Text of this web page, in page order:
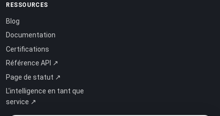
RESSOURCES
Blog
Documentation
Certifications
Référence API ↗
Page de statut ↗
L'intelligence en tant que
service ↗